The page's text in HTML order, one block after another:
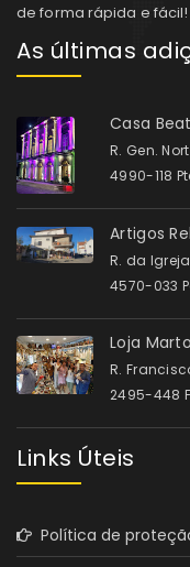
de forma rápida e fácil!
As últimas
Casa
R. Gen.
4990-118
Artigos
R. da
4570-033
Loja
R.
2495-448
Links Úteis
Política de